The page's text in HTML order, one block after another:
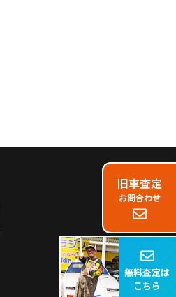
旧車査定
お問合わせ
無料査定は
こちら